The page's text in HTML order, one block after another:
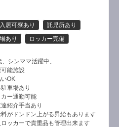
居可寮あり
託児所あり
あり
ロッカー完備
、シンママ活躍中、
可能施設
いOK
駐車場あり
カー通勤可能
達紹介手当あり
料がドンドン上がる昇給もあります
ロッカーで貴重品も管理出来ます